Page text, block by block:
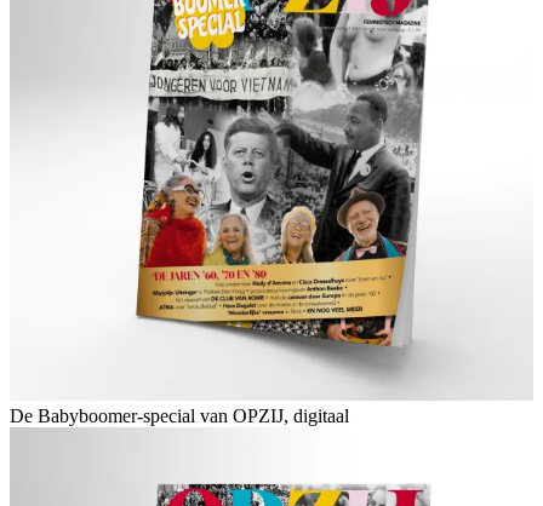
De Babyboomer-special van OPZIJ, digitaal